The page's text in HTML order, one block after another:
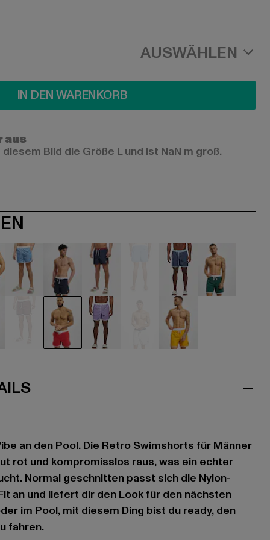
AUSWÄHLEN
IN DEN WARENKORB
aus
Bild die Größe L und ist NaN m groß.
blau blau blau
an den Pool. Die Retro Swimshorts für Männer
rot und kompromisslos raus, was ein echter
Normal geschnitten passt sich die Nylon-
an und liefert dir den Look für den nächsten
im Pool, mit diesem Ding bist du ready, den
fahren.